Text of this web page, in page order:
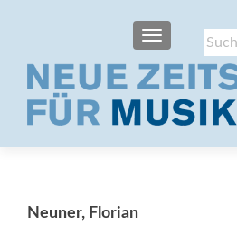
nach:
SCHALTE
Neuner, Florian